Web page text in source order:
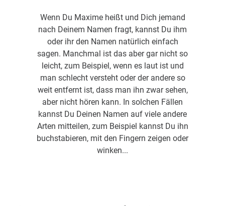
Wenn Du Maxime heißt und Dich jemand
nach Deinem Namen fragt, kannst Du ihm
oder ihr den Namen natürlich einfach
sagen. Manchmal ist das aber gar nicht so
leicht, zum Beispiel, wenn es laut ist und
man schlecht versteht oder der andere so
weit entfernt ist, dass man ihn zwar sehen,
aber nicht hören kann. In solchen Fällen
kannst Du Deinen Namen auf viele andere
Arten mitteilen, zum Beispiel kannst Du ihn
buchstabieren, mit den Fingern zeigen oder
winken...